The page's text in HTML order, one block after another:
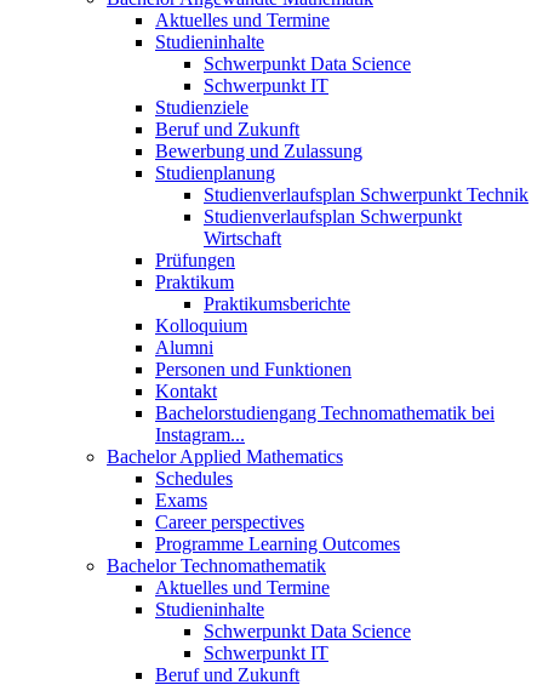
Aktuelles und Termine
Studieninhalte
Schwerpunkt Data Science
Schwerpunkt IT
Studienziele
Beruf und Zukunft
Bewerbung und Zulassung
Studienplanung
Studienverlaufsplan Schwerpunkt Technik
Studienverlaufsplan Schwerpunkt
Wirtschaft
Prüfungen
Praktikum
Praktikumsberichte
Kolloquium
Alumni
Personen und Funktionen
Kontakt
Bachelorstudiengang Technomathematik bei
Instagram...
Bachelor Applied Mathematics
Schedules
Exams
Career perspectives
Programme Learning Outcomes
Bachelor Technomathematik
Aktuelles und Termine
Studieninhalte
Schwerpunkt Data Science
Schwerpunkt IT
Beruf und Zukunft